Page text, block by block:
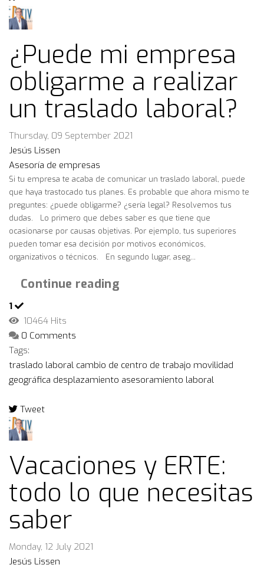
¿Puede mi empresa
obligarme a realizar
un traslado laboral?
Thursday, 09 September 2021
Jesús Lissen
Asesoría de empresas
Si tu empresa te acaba de comunicar un traslado laboral, puede
que haya trastocado tus planes. Es probable que ahora mismo te
preguntes: ¿puede obligarme? ¿sería legal? Resolvemos tus
dudas. Lo primero que debes saber es que tiene que
ocasionarse por causas objetivas. Por ejemplo, tus superiores
pueden tomar esa decisión por motivos económicos,
organizativos o técnicos. En segundo lugar, aseg...
Continue reading
1
10464 Hits
0 Comments
Tags:
traslado laboral cambio de centro de trabajo movilidad
geográfica desplazamiento asesoramiento laboral
Tweet
pinterest
Vacaciones y ERTE:
todo lo que necesitas
saber
Monday, 12 July 2021
Jesús Lissen